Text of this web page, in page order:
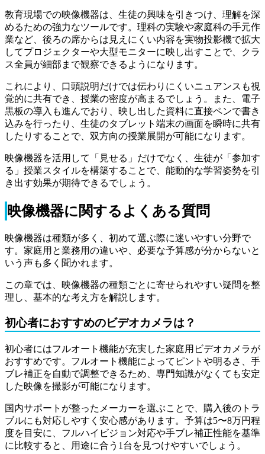
教育現場での映像機器は、生徒の興味を引きつけ、理解を深
めるための強力なツールです。理科の実験や家庭科の手元作
業など、後ろの席からは見えにくい内容を実物投影機で拡大
してプロジェクターや大型モニターに映し出すことで、クラ
ス全員が細部まで観察できるようになります。
これにより、口頭説明だけでは伝わりにくいニュアンスも視
覚的に共有でき、授業の密度が高まるでしょう。また、電子
黒板の導入も進んでおり、映し出した資料に直接ペンで書き
込みを行ったり、生徒のタブレット端末の画面を瞬時に共有
したりすることで、双方向の授業展開が可能になります。
映像機器を活用して「見せる」だけでなく、生徒が「参加す
る」授業スタイルを構築することで、能動的な学習姿勢を引
き出す効果が期待できるでしょう。
映像機器に関するよくある質問
映像機器は種類が多く、初めて選ぶ際に迷いやすい分野で
す。家庭用と業務用の違いや、必要な予算感が分からないと
いう声も多く聞かれます。
この章では、映像機器の種類ごとに寄せられやすい疑問を整
理し、基本的な考え方を解説します。
初心者におすすめのビデオカメラは？
初心者にはフルオート機能が充実した家庭用ビデオカメラが
おすすめです。フルオート機能によってピントや明るさ、手
ブレ補正を自動で調整できるため、専門知識がなくても安定
した映像を撮影が可能になります。
国内サポートが整ったメーカーを選ぶことで、購入後のトラ
ブルにも対応しやすく安心感があります。予算は5〜8万円程
度を目安に、フルハイビジョン対応や手ブレ補正性能を基準
に比較すると、用途に合う1台を見つけやすいでしょう。